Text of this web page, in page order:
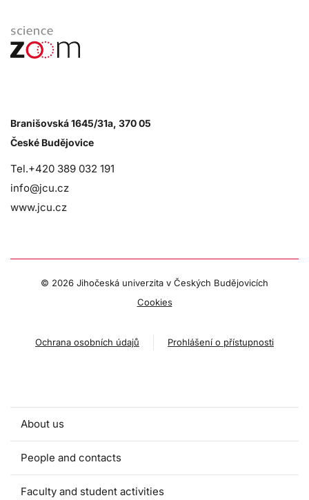
Branišovská 1645/31a, 370 05
České Budějovice
Tel.+420 389 032 191
info@jcu.cz
www.jcu.cz
© 2026 Jihočeská univerzita v Českých Budějovicích
Cookies
Ochrana osobních údajů Prohlášení o přístupnosti
About us
People and contacts
Faculty and student activities